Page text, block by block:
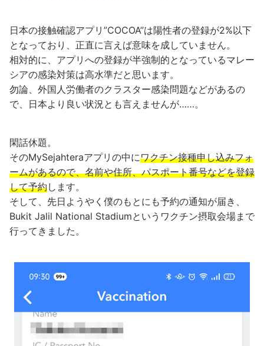
日本の接触確認アプリ”COCOA”は陽性者の登録が2%以下
となっており、正直に言えば意味を成していません。
相対的に、アプリへの登録が半強制的となっているマレー
シアの感染対策は高水準だと思います。
勿論、外国人労働者のクラスター感染問題などがあるの
で、日本より良い状況とも言えませんが……。
閑話休題。
そのMySejahteraアプリの中にワクチン接種申し込みフォ
ームがあるので、名前や住所、パスポート番号などを登録
して予約します。
そして、先日ようやく僕のもとにも予約の通知が届き、
Bukit Jalil National Stadiumというワクチン摂取会場まで
行ってきました。